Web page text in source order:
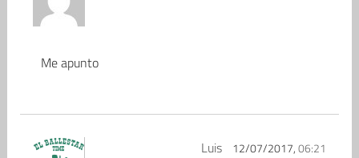
Me apunto
Luis 12/07/2017,06:21